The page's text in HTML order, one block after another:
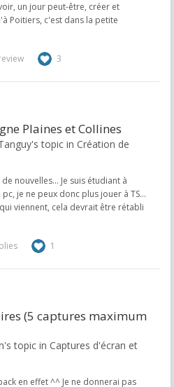
un jour peut-être, créer et
Poitiers, c'est dans la petite
3
Plaines et Collines
topic in Création de
nouvelles... Je suis étudiant à
je ne peux donc plus jouer à TS...
viennent, cela devrait être rétabli
1
(5 captures maximum
topic in Captures d'écran et
en effet ^^ Je ne donnerai pas